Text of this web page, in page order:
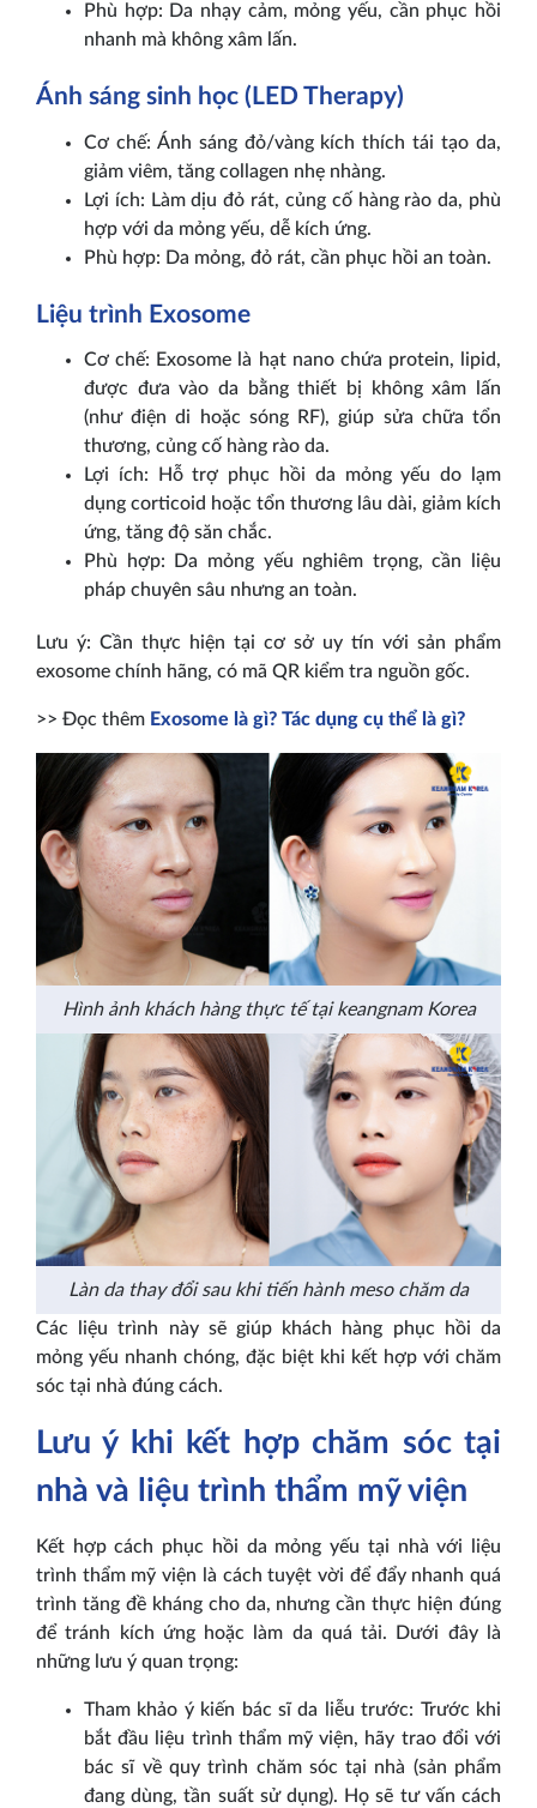
Phù hợp: Da nhạy cảm, mỏng yếu, cần phục hồi
nhanh mà không xâm lấn.
Ánh sáng sinh học (LED Therapy)
Cơ chế: Ánh sáng đỏ/vàng kích thích tái tạo da,
giảm viêm, tăng collagen nhẹ nhàng.
Lợi ích: Làm dịu đỏ rát, củng cố hàng rào da, phù
hợp với da mỏng yếu, dễ kích ứng.
Phù hợp: Da mỏng, đỏ rát, cần phục hồi an toàn.
Liệu trình Exosome
Cơ chế: Exosome là hạt nano chứa protein, lipid,
được đưa vào da bằng thiết bị không xâm lấn
(như điện di hoặc sóng RF), giúp sửa chữa tổn
thương, củng cố hàng rào da.
Lợi ích: Hỗ trợ phục hồi da mỏng yếu do lạm
dụng corticoid hoặc tổn thương lâu dài, giảm kích
ứng, tăng độ săn chắc.
Phù hợp: Da mỏng yếu nghiêm trọng, cần liệu
pháp chuyên sâu nhưng an toàn.
Lưu ý: Cần thực hiện tại cơ sở uy tín với sản phẩm
exosome chính hãng, có mã QR kiểm tra nguồn gốc.
>> Đọc thêm Exosome là gì? Tác dụng cụ thể là gì?
Hình ảnh khách hàng thực tế tại keangnam Korea
Làn da thay đổi sau khi tiến hành meso chăm da
Các liệu trình này sẽ giúp khách hàng phục hồi da
mỏng yếu nhanh chóng, đặc biệt khi kết hợp với chăm
sóc tại nhà đúng cách.
Lưu ý khi kết hợp chăm sóc tại
nhà và liệu trình thẩm mỹ viện
Kết hợp cách phục hồi da mỏng yếu tại nhà với liệu
trình thẩm mỹ viện là cách tuyệt vời để đẩy nhanh quá
trình tăng đề kháng cho da, nhưng cần thực hiện đúng
để tránh kích ứng hoặc làm da quá tải. Dưới đây là
những lưu ý quan trọng:
Tham khảo ý kiến bác sĩ da liễu trước: Trước khi
bắt đầu liệu trình thẩm mỹ viện, hãy trao đổi với
bác sĩ về quy trình chăm sóc tại nhà (sản phẩm
đang dùng, tần suất sử dụng). Họ sẽ tư vấn cách